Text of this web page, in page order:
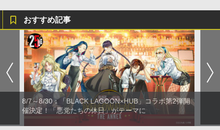
おすすめ記事
8/7～8/30：「BLACK LAGOON×HUB」コラボ第2弾開
催決定！「悪党たちの休日」がテーマに